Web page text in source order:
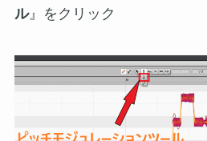
ル』をクリック